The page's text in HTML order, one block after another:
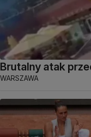
Brutalny atak
WARSZAWA